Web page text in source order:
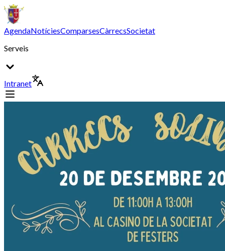
AgendaNotíciesComparsesCàrrecsSocietat
Serveis
Intranet